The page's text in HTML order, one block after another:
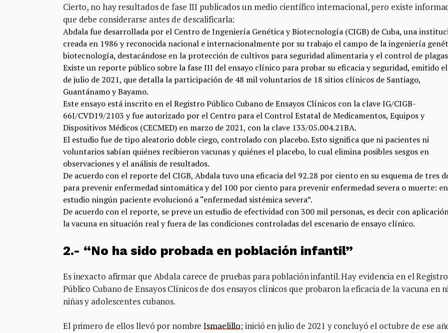
Cierto, no hay resultados de fase III publicados un medio científico internacional, pero existe
que debe considerarse antes de descalificarla:
Abdala fue desarrollada por el Centro de Ingeniería Genética y Biotecnología (CIGB) de Cuba, una
creada en 1986 y reconocida nacional e internacionalmente por su trabajo el campo de la ingeniería
biotecnología, destacándose en la protección de cultivos para seguridad alimentaria y el control de
Existe un reporte público sobre la fase III del ensayo clínico para probar su eficacia y seguridad, emitido
de julio de 2021, que detalla la participación de 48 mil voluntarios de 18 sitios clínicos de Santiago,
Guantánamo y Bayamo.
Este ensayo está inscrito en el Registro Público Cubano de Ensayos Clínicos con la clave IG/CIGB-
66I/CVD19/2103 y fue autorizado por el Centro para el Control Estatal de Medicamentos, Equipos y
Dispositivos Médicos (CECMED) en marzo de 2021, con la clave 133/05.004.21BA.
El estudio fue de tipo aleatorio doble ciego, controlado con placebo. Esto significa que ni pacientes ni
voluntarios sabían quiénes recibieron vacunas y quiénes el placebo, lo cual elimina posibles sesgos en
observaciones y el análisis de resultados.
De acuerdo con el reporte del CIGB, Abdala tuvo una eficacia del 92.28 por ciento en su esquema de tres
para prevenir enfermedad sintomática y del 100 por ciento para prevenir enfermedad severa o muerte:
estudio ningún paciente evolucionó a “enfermedad sistémica severa”.
De acuerdo con el reporte, se preve un estudio de efectividad con 300 mil personas, es decir con
la vacuna en situación real y fuera de las condiciones controladas del escenario de ensayo clínico.
2.- “No ha sido probada en población infantil”
Es inexacto afirmar que Abdala carece de pruebas para población infantil. Hay evidencia en el Registro
Público Cubano de Ensayos Clínicos de dos ensayos clínicos que probaron la eficacia de la vacuna en
niñas y adolescentes cubanos.
El primero de ellos llevó por nombreIsmaelillo; inició en julio de 2021 y concluyó el octubre de ese